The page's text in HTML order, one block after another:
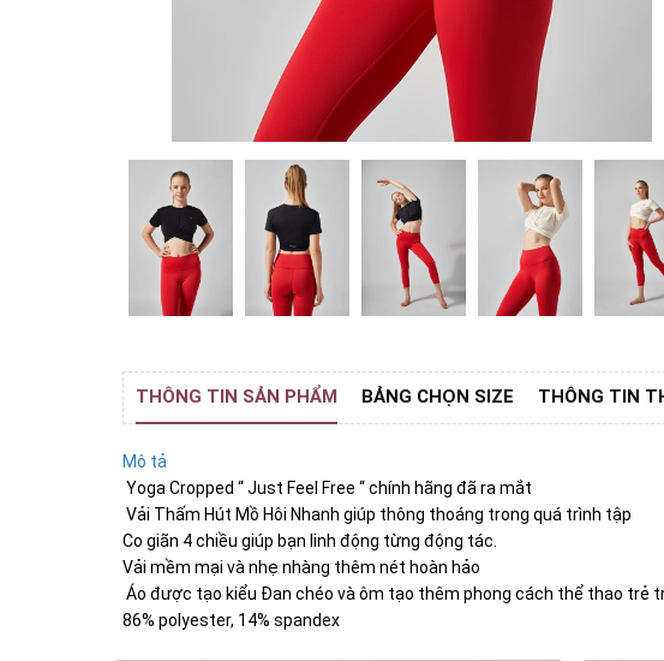
THÔNG TIN SẢN PHẨM BẢNG CHỌN SIZE THÔNG TIN
Mô tả
Yoga Cropped “ Just Feel Free “ chính hãng đã ra mắt
Vải Thấm Hút Mồ Hôi Nhanh giúp thông thoáng trong quá trình tập
Co giãn 4 chiều giúp bạn linh động từng động tác.
Vải mềm mại và nhẹ nhàng thêm nét hoàn hảo
Áo được tạo kiểu Đan chéo và ôm tạo thêm phong cách thể thao trẻ
86% polyester, 14% spandex